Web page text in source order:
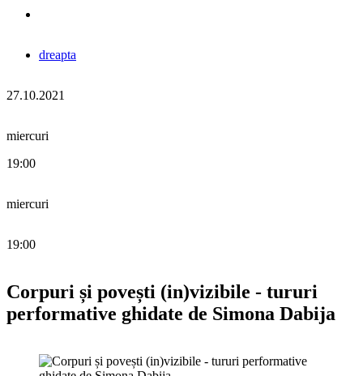
dreapta
27.10.2021
miercuri
19:00
miercuri
19:00
Corpuri și povești (in)vizibile - tururi
performative ghidate de Simona Dabija